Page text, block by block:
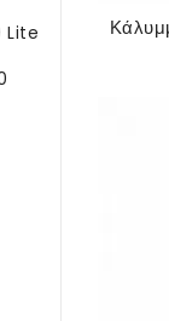
Lite